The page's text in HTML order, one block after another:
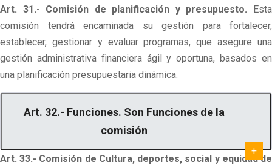
Art. 31.- Comisión de planificación y presupuesto. Esta
comisión tendrá encaminada su gestión para fortalecer,
establecer, gestionar y evaluar programas, que asegure una
gestión administrativa financiera ágil y oportuna, basados en
una planificación presupuestaria dinámica.
Art. 32.- Funciones. Son Funciones de la
comisión
Art. 33.- Comisión de Cultura, deportes, social y equidad de